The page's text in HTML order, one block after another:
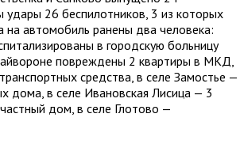
26 беспилотников, 3 из которых
на автомобиль ранены два человека:
в городскую больницу
повреждены 2 квартиры в МКД,
средства, в селе Замостье —
дома, в селе Ивановская Лисица — 3
дом, в селе Глотово —